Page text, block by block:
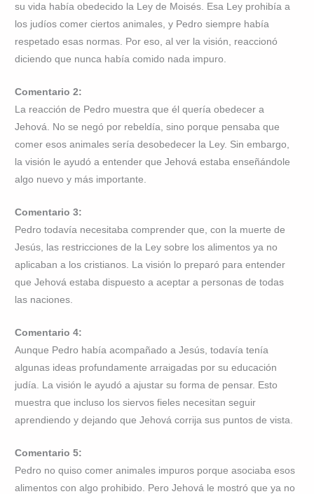
su vida había obedecido la Ley de Moisés. Esa Ley prohibía a
los judíos comer ciertos animales, y Pedro siempre había
respetado esas normas. Por eso, al ver la visión, reaccionó
diciendo que nunca había comido nada impuro.
Comentario 2:
La reacción de Pedro muestra que él quería obedecer a
Jehová. No se negó por rebeldía, sino porque pensaba que
comer esos animales sería desobedecer la Ley. Sin embargo,
la visión le ayudó a entender que Jehová estaba enseñándole
algo nuevo y más importante.
Comentario 3:
Pedro todavía necesitaba comprender que, con la muerte de
Jesús, las restricciones de la Ley sobre los alimentos ya no
aplicaban a los cristianos. La visión lo preparó para entender
que Jehová estaba dispuesto a aceptar a personas de todas
las naciones.
Comentario 4:
Aunque Pedro había acompañado a Jesús, todavía tenía
algunas ideas profundamente arraigadas por su educación
judía. La visión le ayudó a ajustar su forma de pensar. Esto
muestra que incluso los siervos fieles necesitan seguir
aprendiendo y dejando que Jehová corrija sus puntos de vista.
Comentario 5:
Pedro no quiso comer animales impuros porque asociaba esos
alimentos con algo prohibido. Pero Jehová le mostró que ya no